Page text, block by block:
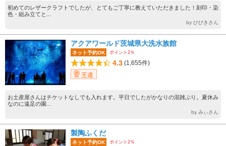
初めてのレザークラフトでしたが、とてもご丁寧に教えていただきました！刻印・染
色・組み立てと...
by ひびきさん
アクアワールド茨城県大洗水族館
ネット予約OK ポイント2％
4.3 (1,655件)
王道
お土産屋さんはチケットなしでも入れます。平日でしたがかなりの混雑ぶり。夏休み
なのに遠足の園...
by みぃさん
製陶ふくだ
ネット予約OK ポイント2％